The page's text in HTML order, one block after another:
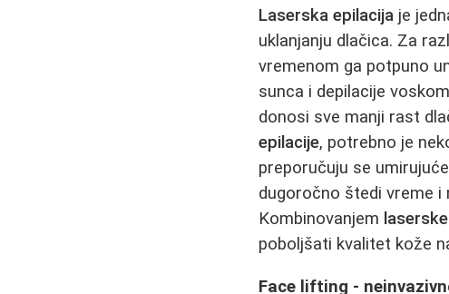
Laserska epilacija je
uklanjanju dlačica. Za
vremenom ga potpuno
sunca i depilacije
donosi sve manji rast
epilacije, potrebno je
preporučuju se
dugoročno štedi vreme i
Kombinovanjem
poboljšati kvalitet kože
Face lifting -